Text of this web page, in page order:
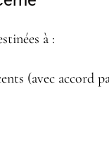
à :
(avec accord